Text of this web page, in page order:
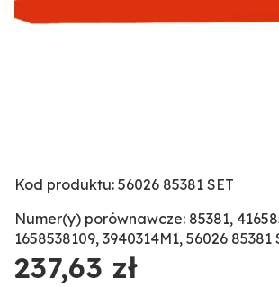
Kod produktu: 56026 85381 SET
Numer(y) porównawcze: 85381,
1658538109, 3940314M1, 56026 85381
237,63 zł